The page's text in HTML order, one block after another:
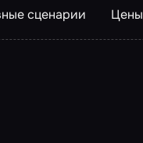
сценарии Цены